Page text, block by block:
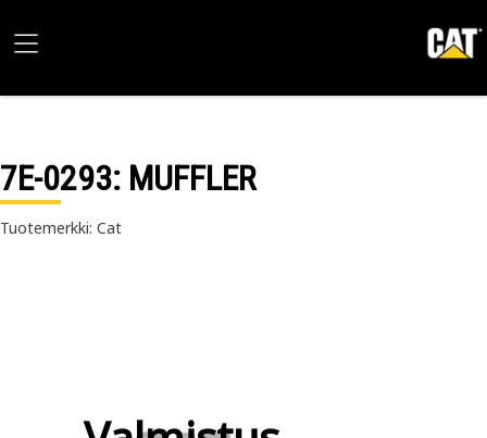
7E-0293: MUFFLER
Tuotemerkki: Cat